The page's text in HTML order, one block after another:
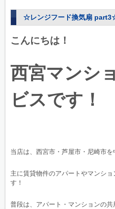
☆レンジフード換気扇
こんにちは！
西宮マンシ
ビスです！
当店は、西宮市・芦屋市・尼崎市を
主に賃貸物件のアパートやマンシ
す！
普段は、アパート・マンションの